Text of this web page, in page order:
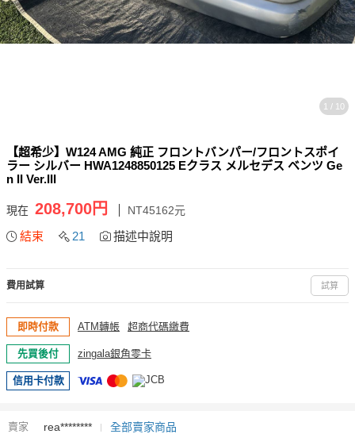
1 / 10
【超希少】W124 AMG 純正 フロントバンパー/フロントスポイ
ラー シルバー HWA1248850125 Eクラス メルセデス ベンツ Ge
n II Ver.III
現在 208,700円 NT45162元
結束 21 描述中說明
費用試算 試算
即時付款 ATM轉帳 超商代碼繳費
先買後付 zingala銀角零卡
信用卡付款
賣家 rea******** 全部賣家商品